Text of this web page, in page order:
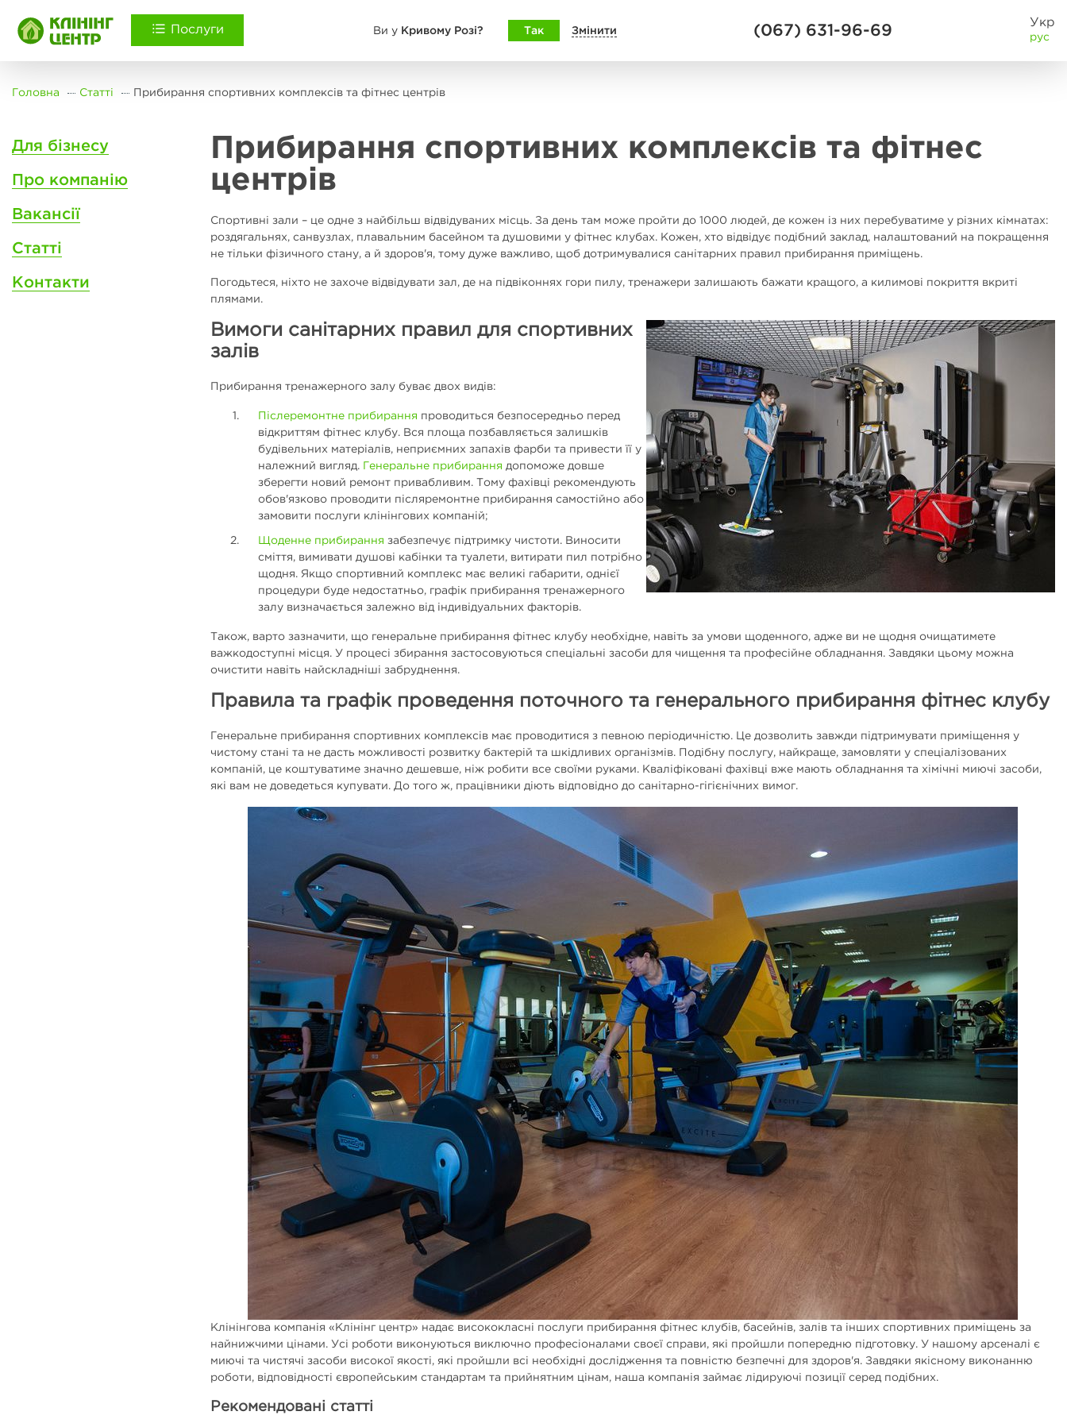
Послуги Ви уКривому Розі? Так Змінити (067) 631-96-69 Укр
рус
Головна Статті Прибирання спортивних комплексів та фітнес центрів
Для бізнесу
Про компанію
Вакансії
Статті
Контакти
Прибирання спортивних комплексів та фітнес
центрів
Спортивні зали – це одне з найбільш відвідуваних місць. За день там може пройти до 1000 людей, де кожен із них перебуватиме у різних кімнатах:
роздягальнях, санвузлах, плавальним басейном та душовими у фітнес клубах. Кожен, хто відвідує подібний заклад, налаштований на покращення
не тільки фізичного стану, а й здоров'я, тому дуже важливо, щоб дотримувалися санітарних правил прибирання приміщень.
Погодьтеся, ніхто не захоче відвідувати зал, де на підвіконнях гори пилу, тренажери залишають бажати кращого, а килимові покриття вкриті
плямами.
Вимоги санітарних правил для спортивних
залів
Прибирання тренажерного залу буває двох видів:
Післеремонтне прибирання проводиться безпосередньо перед
відкриттям фітнес клубу. Вся площа позбавляється залишків
будівельних матеріалів, неприємних запахів фарби та привести її у
належний вигляд. Генеральне прибирання допоможе довше
зберегти новий ремонт привабливим. Тому фахівці рекомендують
обов'язково проводити післяремонтне прибирання самостійно або
замовити послуги клінінгових компаній;
Щоденне прибирання забезпечує підтримку чистоти. Виносити
сміття, вимивати душові кабінки та туалети, витирати пил потрібно
щодня. Якщо спортивний комплекс має великі габарити, однієї
процедури буде недостатньо, графік прибирання тренажерного
залу визначається залежно від індивідуальних факторів.
Також, варто зазначити, що генеральне прибирання фітнес клубу необхідне, навіть за умови щоденного, адже ви не щодня очищатимете
важкодоступні місця. У процесі збирання застосовуються спеціальні засоби для чищення та професійне обладнання. Завдяки цьому можна
очистити навіть найскладніші забруднення.
Правила та графік проведення поточного та генерального прибирання фітнес клубу
Генеральне прибирання спортивних комплексів має проводитися з певною періодичністю. Це дозволить завжди підтримувати приміщення у
чистому стані та не дасть можливості розвитку бактерій та шкідливих організмів. Подібну послугу, найкраще, замовляти у спеціалізованих
компаній, це коштуватиме значно дешевше, ніж робити все своїми руками. Кваліфіковані фахівці вже мають обладнання та хімічні миючі засоби,
які вам не доведеться купувати. До того ж, працівники діють відповідно до санітарно-гігієнічних вимог.
Клінінгова компанія «Клінінг центр» надає висококласні послуги прибирання фітнес клубів, басейнів, залів та інших спортивних приміщень за
найнижчими цінами. Усі роботи виконуються виключно професіоналами своєї справи, які пройшли попередню підготовку. У нашому арсеналі є
миючі та чистячі засоби високої якості, які пройшли всі необхідні дослідження та повністю безпечні для здоров'я. Завдяки якісному виконанню
роботи, відповідності європейським стандартам та прийнятним цінам, наша компанія займає лідируючі позиції серед подібних.
Рекомендовані статті